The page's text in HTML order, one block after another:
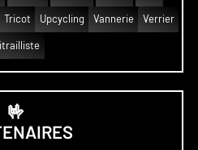
Tricot Upcycling Vannerie Verrier
🤟